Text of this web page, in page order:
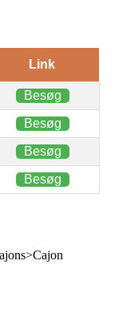
Link
Besøg
Besøg
Besøg
Besøg